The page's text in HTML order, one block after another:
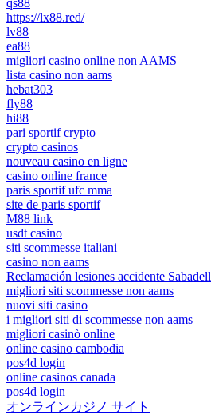
qs88
https://lx88.red/
lv88
ea88
migliori casino online non AAMS
lista casino non aams
hebat303
fly88
hi88
pari sportif crypto
crypto casinos
nouveau casino en ligne
casino online france
paris sportif ufc mma
site de paris sportif
M88 link
usdt casino
siti scommesse italiani
casino non aams
Reclamación lesiones accidente Sabadell
migliori siti scommesse non aams
nuovi siti casino
i migliori siti di scommesse non aams
migliori casinò online
online casino cambodia
pos4d login
online casinos canada
pos4d login
オンラインカジノ サイト